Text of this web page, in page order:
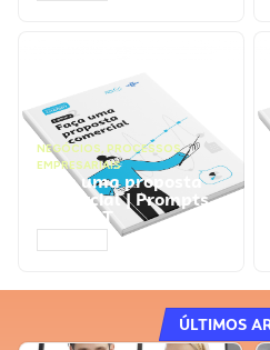
NEGÓCIOS, PROCESSOS
EMPRESARIAIS
Faça uma proposta
comercial | Prompts
ChatGPT
ÚLTIMOS